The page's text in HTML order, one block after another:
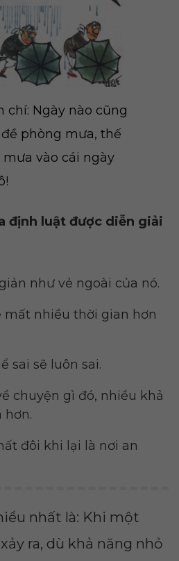
chí: Ngày nào cũng
phòng mưa, thế
vào cái ngày
định luật được diễn giải
như vẻ ngoài của nó.
mất nhiều thời gian hơn
sai sẽ luôn sai.
chuyện gì đó, nhiều khả
hơn.
đôi khi lại là nơi an
nhất là: Khi một
ra, dù khả năng nhỏ